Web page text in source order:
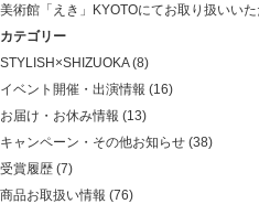
美術館「えき」KYOTOにてお取り扱いいた
カテゴリー
STYLISH×SHIZUOKA(8)
イベント開催・出演情報 (16)
お届け・お休み情報 (13)
キャンペーン・その他お知らせ (38)
受賞履歴 (7)
商品お取扱い情報 (76)